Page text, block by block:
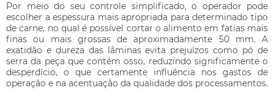
Por meio do seu controle simplificado, o operador pode
escolher a espessura mais apropriada para determinado tipo
de carne, no qual é possível cortar o alimento em fatias mais
finas ou mais grossas de aproximadamente 50 mm. A
exatidão e dureza das lâminas evita prejuízos como pó de
serra da peça que contém osso, reduzindo significamente o
desperdício, o que certamente influência nos gastos de
operação e na acentuação da qualidade dos processamentos.